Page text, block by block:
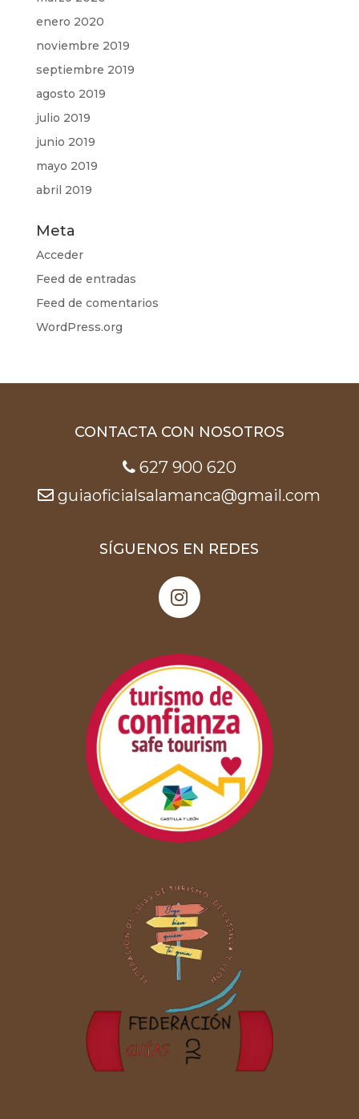
enero 2020
noviembre 2019
septiembre 2019
agosto 2019
julio 2019
junio 2019
mayo 2019
abril 2019
Meta
Acceder
Feed de entradas
Feed de comentarios
WordPress.org
CONTACTA CON NOSOTROS
627 900 620
guiaoficialsalamanca@gmail.com
SÍGUENOS EN REDES